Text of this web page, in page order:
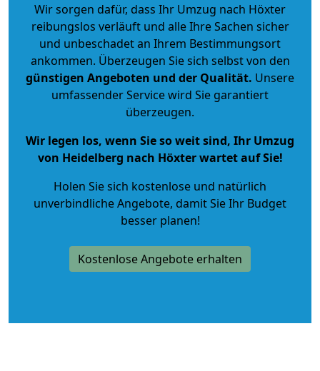
Wir sorgen dafür, dass Ihr Umzug nach Höxter
reibungslos verläuft und alle Ihre Sachen sicher
und unbeschadet an Ihrem Bestimmungsort
ankommen. Überzeugen Sie sich selbst von den
günstigen Angeboten und der Qualität. Unsere
umfassender Service wird Sie garantiert
überzeugen.
Wir legen los, wenn Sie so weit sind, Ihr Umzug
von Heidelberg nach Höxter wartet auf Sie!
Holen Sie sich kostenlose und natürlich
unverbindliche Angebote, damit Sie Ihr Budget
besser planen!
Kostenlose Angebote erhalten